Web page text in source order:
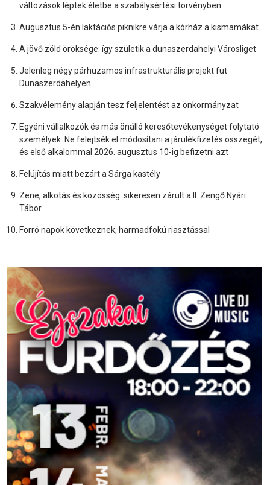
változások léptek életbe a szabálysértési törvényben
Augusztus 5-én laktációs piknikre várja a kórház a kismamákat
A jövő zöld öröksége: így születik a dunaszerdahelyi Városliget
Jelenleg négy párhuzamos infrastrukturális projekt fut
Dunaszerdahelyen
Szakvélemény alapján tesz feljelentést az önkormányzat
Egyéni vállalkozók és más önálló keresőtevékenységet folytató
személyek: Ne felejtsék el módosítani a járulékfizetés összegét,
és első alkalommal 2026. augusztus 10-ig befizetni azt
Felújítás miatt bezárt a Sárga kastély
Zene, alkotás és közösség: sikeresen zárult a II. Zengő Nyári
Tábor
Forró napok következnek, harmadfokú riasztással